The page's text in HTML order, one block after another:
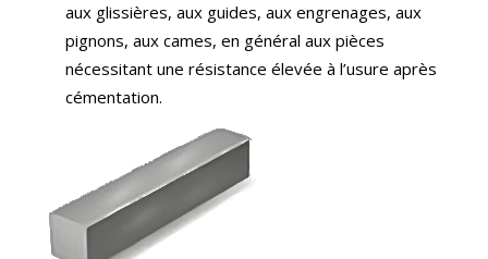
aux glissières, aux guides, aux engrenages, aux
pignons, aux cames, en général aux pièces
nécessitant une résistance élevée à l’usure après
cémentation.